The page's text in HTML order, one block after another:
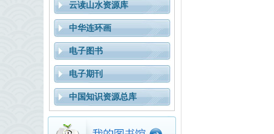
云读山水资源库
中华连环画
电子图书
电子期刊
中国知识资源总库